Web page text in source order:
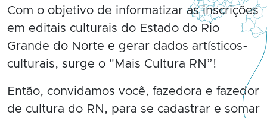
Com o objetivo de informatizar as inscrições
em editais culturais do Estado do Rio
Grande do Norte e gerar dados artísticos-
culturais, surge o "Mais Cultura RN”!
Então, convidamos você, fazedora e fazedor
de cultura do RN, para se cadastrar e somar